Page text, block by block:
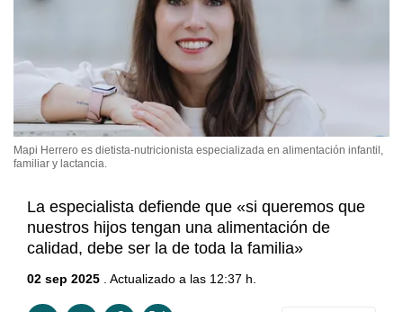
Mapi Herrero es dietista-nutricionista especializada en alimentación infantil,
familiar y lactancia.
La especialista defiende que «si queremos que
nuestros hijos tengan una alimentación de
calidad, debe ser la de toda la familia»
02 sep 2025 . Actualizado a las 12:37 h.